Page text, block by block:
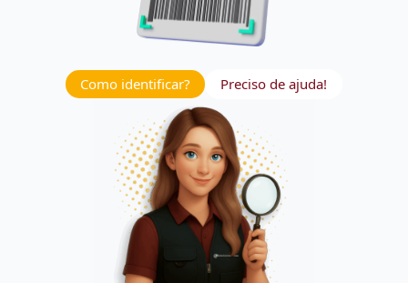
Como identificar? Preciso de ajuda!